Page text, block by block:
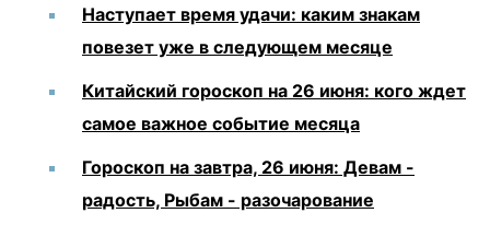
Наступает время удачи: каким знакам
повезет уже в следующем месяце
Китайский гороскоп на 26 июня: кого ждет
самое важное событие месяца
Гороскоп на завтра, 26 июня: Девам -
радость, Рыбам - разочарование